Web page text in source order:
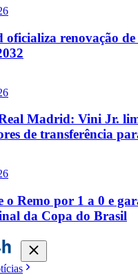
renovação
Madrid: Vini Jr.
de transferência
o Remo por 1 a 0 e
da Copa do Brasil